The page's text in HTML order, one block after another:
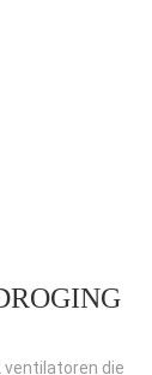
ventilatoren die